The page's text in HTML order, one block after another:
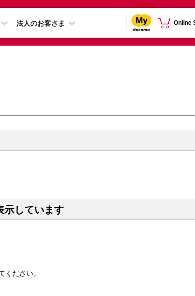
法人のお客さま Online
示しています
ください。